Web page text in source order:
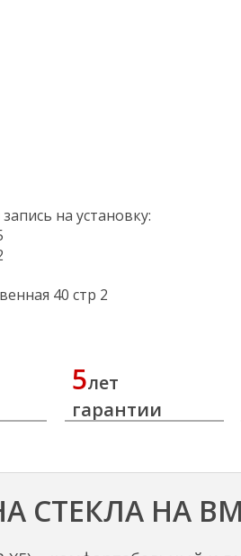
на установку:
40 стр 2
5лет
гарантии
СТЕКЛА НА